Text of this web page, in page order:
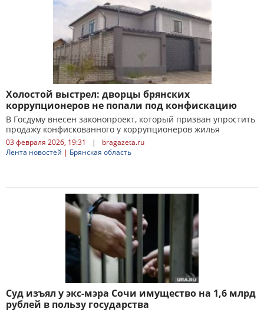
Холостой выстрел: дворцы брянских
коррупционеров не попали под конфискацию
В Госдуму внесен законопроект, который призван упростить
продажу конфискованного у коррупционеров жилья
03 февраля 2026, 19:31 |
bragazeta.ru
Лента новостей | Брянская область
Суд изъял у экс-мэра Сочи имущество на 1,6 млрд
рублей в пользу государства